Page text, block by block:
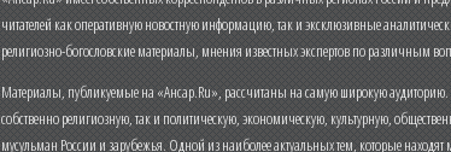
читателей как оперативную новостную информацию, так и эксклюзивные
религиозно-богословские материалы, мнения известных экспертов по различным
Материалы, публикуемые на «Ансар.Ru», рассчитаны на самую широкую аудиторию.
собственно религиозную, так и политическую, экономическую, культурную,
мусульман России и зарубежья. Одной из наиболее актуальных тем, которые находят